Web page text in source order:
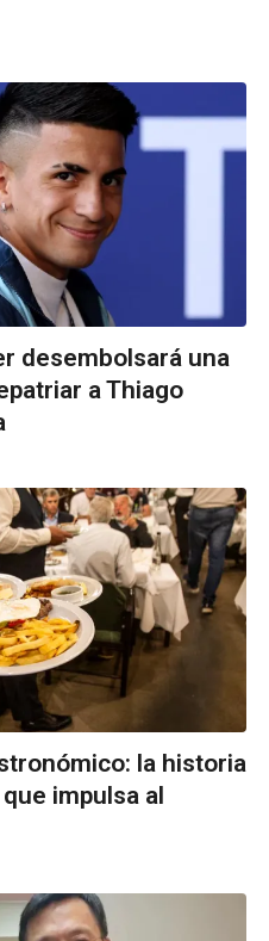
desembolsará una
a Thiago
la historia
impulsa al